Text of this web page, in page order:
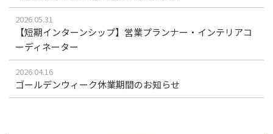
2026.05.31
【短期インターンシップ】営業プランナー・インテリアコ
ーディネーター
2026.04.16
ゴールデンウィーク休業期間のお知らせ